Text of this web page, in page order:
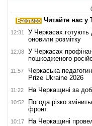
Читайте нас у
12:31
У Черкасах готують
оновили розмітку
12:08
У Черкасах
пошкодженого
11:57
Черкаська
Prize Ukraine 2026
11:22 На Черкащині за
10:52
Погода різко
фронт
10:17 На Черкащині